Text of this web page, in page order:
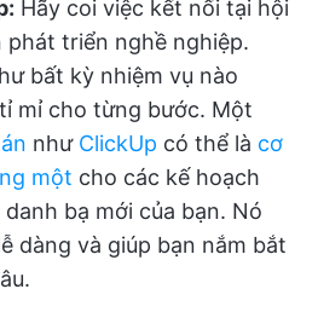
Hãy coi việc kết nối tại hội
triển nghề nghiệp.
bất kỳ nhiệm vụ nào
mỉ cho từng bước. Một
như ClickUp có thể là cơ
một cho các kế hoạch
bạ mới của bạn. Nó
dàng và giúp bạn nắm bắt